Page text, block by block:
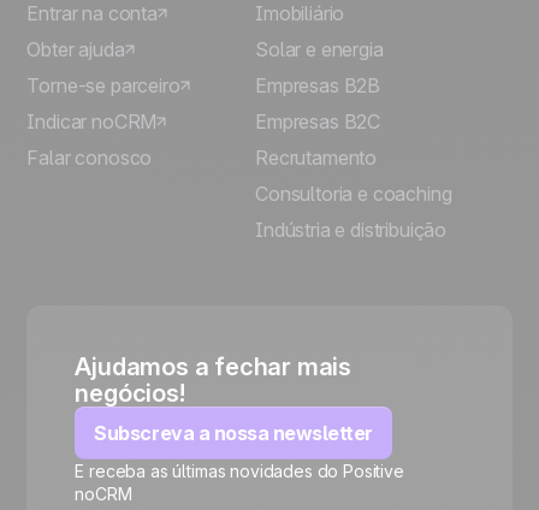
Entrar na conta
Obter ajuda
Torne-se parceiro
Indicar noCRM
Falar conosco
Imobiliário
Solar e energia
Empresas B2B
Empresas B2C
Recrutamento
Consultoria e coaching
Indústria e distribuição
Ajudamos a fechar mais
negócios!
Subscreva a nossa newsletter
E receba as últimas novidades do Positive
noCRM